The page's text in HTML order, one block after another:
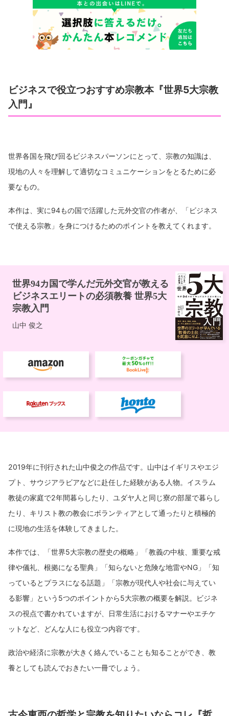
ビジネスで役立つおすすめ宗教本『世界5大宗教
入門』
世界各国を飛び回るビジネスパーソンにとって、宗教の知識は、
現地の人々を理解して適切なコミュニケーションをとるために必
要なもの。
本作は、実に94もの国で活躍した元外交官の作者が、「ビジネス
で使える宗教」を身につけるためのポイントを教えてくれます。
2019年に刊行された山中俊之の作品です。山中はイギリスやエジ
プト、サウジアラビアなどに赴任した経験がある人物。イスラム
教徒の家庭で2年間暮らしたり、ユダヤ人と同じ寮の部屋で暮らし
たり、キリスト教の教会にボランティアとして通ったりと積極的
に現地の生活を体験してきました。
本作では、「世界5大宗教の歴史の概略」「教義の中核、重要な戒
律や儀礼、根拠になる聖典」「知らないと危険な地雷やNG」「知
っているとプラスになる話題」「宗教が現代人や社会に与えてい
る影響」という5つのポイントから5大宗教の概要を解説。ビジネ
スの視点で書かれていますが、日常生活におけるマナーやエチケ
ットなど、どんな人にも役立つ内容です。
政治や経済に宗教が大きく絡んでいることも知ることができ、教
養としても読んでおきたい一冊でしょう。